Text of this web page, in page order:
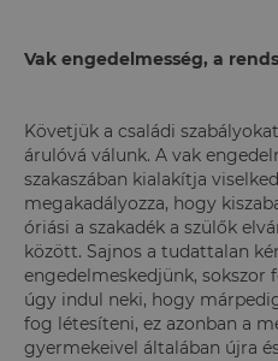
Vak engedelmesség, a
Követjük a családi
árulóvá válunk. A vak
szakaszában kialakítja
megakadályozza, hogy
óriási a szakadék a szülők
között. Sajnos a tudattalan
engedelmeskedjünk, sokszor
úgy indul neki, hogy
fog létesíteni, ez azonban a
gyermekeivel általában újra